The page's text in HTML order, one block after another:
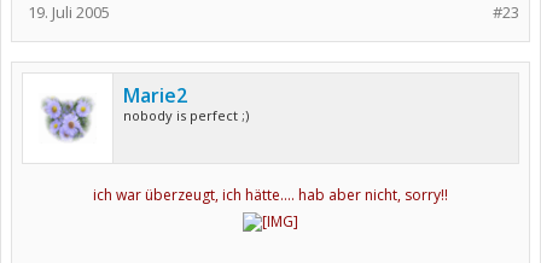
#23
19. Juli 2005
Marie2
nobody is perfect ;)
ich war überzeugt, ich hätte.... hab aber nicht, sorry!!